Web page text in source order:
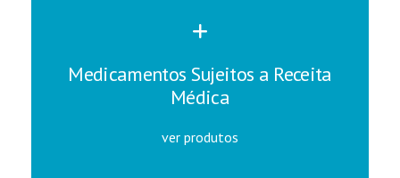
Medicamentos Sujeitos a Receita
Médica
ver produtos